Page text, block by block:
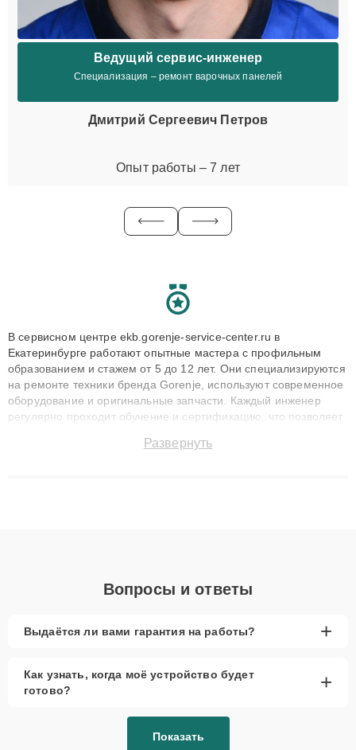
Ведущий сервис-инженер
Специализация – ремонт варочных панелей
Дмитрий Сергеевич Петров
Опыт работы – 7 лет
В сервисном центре ekb.gorenje-service-center.ru в
Екатеринбурге работают опытные мастера с профильным
образованием и стажем от 5 до 12 лет. Они специализируются
на ремонте техники бренда Gorenje, используют современное
оборудование и оригинальные запчасти. Каждый инженер
регулярно проходит обучение и сертификацию, что позволяет
технику с сохранением гарантии до 3 лет. Наши мастера
Развернуть
Вопросы и ответы
Выдаётся ли вами гарантия на работы? +
Как узнать, когда моё устройство будет
готово?
+
Показать